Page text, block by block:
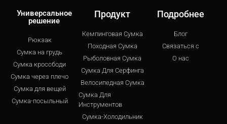
Универсальное
решение
Рюкзак
Сумка на грудь
Сумка кроссбоди
Сумка через плечо
Сумка для вещей
Сумка-посыльный
Продукт
Кемпинговая Сумка
Походная Сумка
Рыболовная Сумка
Сумка Для Серфинга
Велосипедная Сумка
Сумка Для
Инструментов
Сумка-Холодильник
Подробнее
Блог
Связаться с
О нас